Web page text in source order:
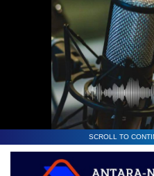
SCROLL TO